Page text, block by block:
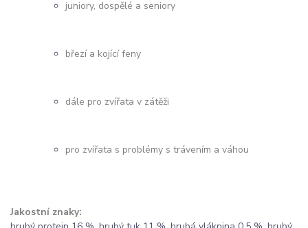
juniory, dospělé a seniory
březí a kojící feny
dále pro zvířata v zátěži
pro zvířata s problémy s trávením a váhou
Jakostní znaky: